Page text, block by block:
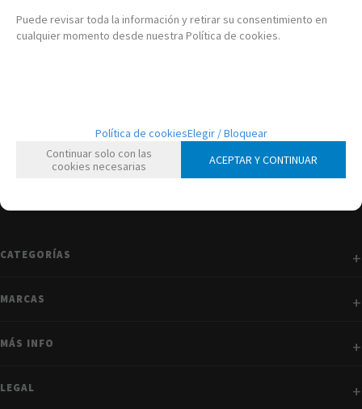
CATEGORÍAS
MARCAS
MÁS INFO
LEGAL
Puede revisar toda la información y retirar su consentimiento en
cualquier momento desde nuestra Política de cookies.
Política de cookiesElegir / Bloquear
Continuar solo con las
cookies necesarias
ACEPTAR Y CONTINUAR